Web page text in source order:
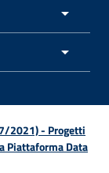
2021) - Progetti
Piattaforma Data